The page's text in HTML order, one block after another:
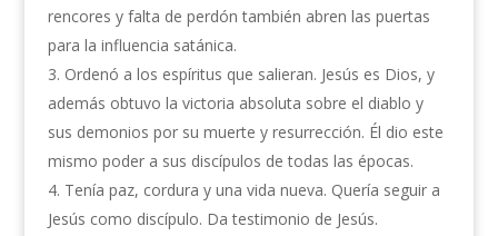
rencores y falta de perdón también abren las puertas
para la influencia satánica.
Ordenó a los espíritus que salieran. Jesús es Dios, y
además obtuvo la victoria absoluta sobre el diablo y
sus demonios por su muerte y resurrección. Él dio este
mismo poder a sus discípulos de todas las épocas.
Tenía paz, cordura y una vida nueva. Quería seguir a
Jesús como discípulo. Da testimonio de Jesús.